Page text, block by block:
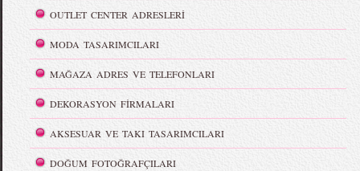
OUTLET CENTER ADRESLERİ
MODA TASARIMCILARI
MAĞAZA ADRES VE TELEFONLARI
DEKORASYON FİRMALARI
AKSESUAR VE TAKI TASARIMCILARI
DOĞUM FOTOĞRAFÇILARI